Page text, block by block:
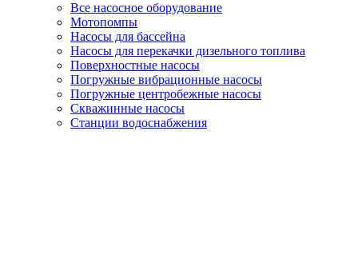
Все насосное оборудование
Мотопомпы
Насосы для бассейна
Насосы для перекачки дизельного топлива
Поверхностные насосы
Погружные вибрационные насосы
Погружные центробежные насосы
Скважинные насосы
Станции водоснабжения